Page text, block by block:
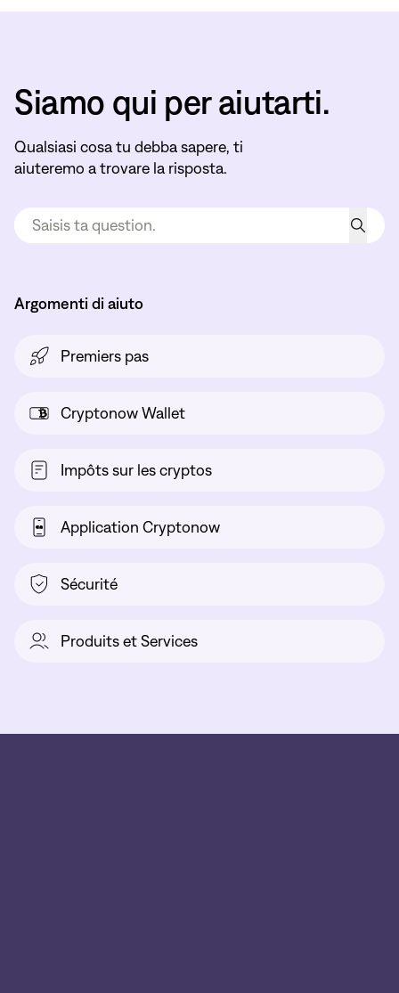
Siamo qui per aiutarti.
Qualsiasi cosa tu debba sapere, ti
aiuteremo a trovare la risposta.
Argomenti di aiuto
Premiers pas
Cryptonow Wallet
Impôts sur les cryptos
Application Cryptonow
Sécurité
Produits et Services